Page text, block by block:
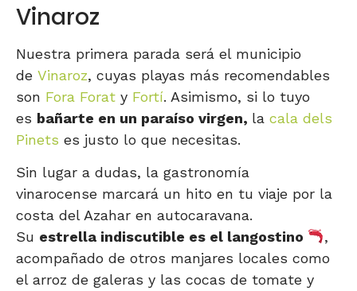
Vinaroz
Nuestra primera parada será el municipio
de Vinaroz, cuyas playas más recomendables
son Fora Forat y Fortí. Asimismo, si lo tuyo
es bañarte en un paraíso virgen, la cala dels
Pinets es justo lo que necesitas.
Sin lugar a dudas, la gastronomía
vinarocense marcará un hito en tu viaje por la
costa del Azahar en autocaravana.
Su estrella indiscutible es el langostino
,
acompañado de otros manjares locales como
el arroz de galeras y las cocas de tomate y